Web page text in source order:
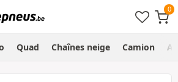
Quad Chaînes neige Camion